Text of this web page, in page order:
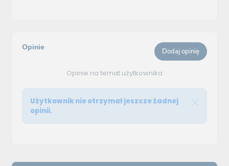
Opinie Dodaj opinię
Opinie na temat użytkownika
Użytkownik nie otrzymał jeszcze żadnej
opinii.